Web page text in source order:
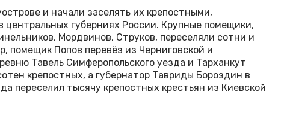
и начали заселять их крепостными,
губерниях России. Крупные помещики,
Мордвинов, Струков, переселяли сотни и
помещик Попов перевёз из Черниговской и
Тавель Симферопольского уезда и Тарханкут
крепостных, а губернатор Тавриды Бороздин в
переселил тысячу крепостных крестьян из Киевской